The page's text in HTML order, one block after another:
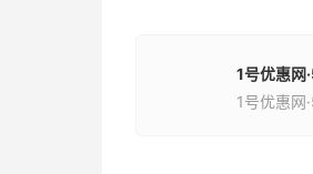
1号优惠网
1号优惠网